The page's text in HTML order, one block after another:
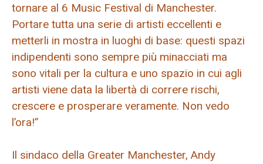
tornare al 6 Music Festival di Manchester.
Portare tutta una serie di artisti eccellenti e
metterli in mostra in luoghi di base: questi spazi
indipendenti sono sempre più minacciati ma
sono vitali per la cultura e uno spazio in cui agli
artisti viene data la libertà di correre rischi,
crescere e prosperare veramente. Non vedo
l’ora!”
Il sindaco della Greater Manchester, Andy